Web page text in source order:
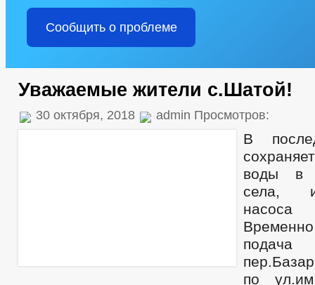
Сообщить о проблеме
Уважаемые жители с.Шатой!
30 октября, 2018 admin Просмотров:
В
воды в
села,
по